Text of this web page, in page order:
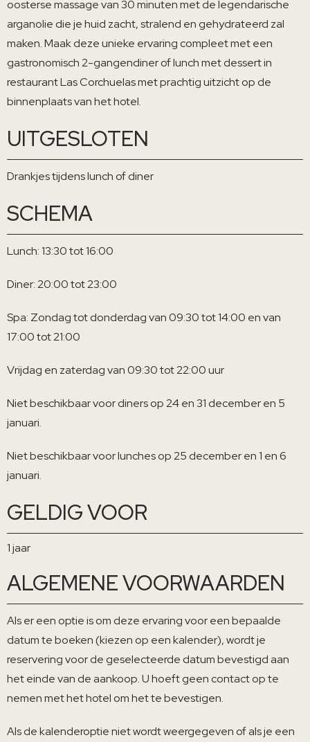
oosterse massage van 30 minuten met de legendarische
arganolie die je huid zacht, stralend en gehydrateerd zal
maken. Maak deze unieke ervaring compleet met een
gastronomisch 2-gangendiner of lunch met dessert in
restaurant Las Corchuelas met prachtig uitzicht op de
binnenplaats van het hotel.
UITGESLOTEN
Drankjes tijdens lunch of diner
SCHEMA
Lunch: 13:30 tot 16:00
Diner: 20:00 tot 23:00
Spa: Zondag tot donderdag van 09:30 tot 14:00 en van
17:00 tot 21:00
Vrijdag en zaterdag van 09:30 tot 22:00 uur
Niet beschikbaar voor diners op 24 en 31 december en 5
januari.
Niet beschikbaar voor lunches op 25 december en 1 en 6
januari.
GELDIG VOOR
1 jaar
ALGEMENE VOORWAARDEN
Als er een optie is om deze ervaring voor een bepaalde
datum te boeken (kiezen op een kalender), wordt je
reservering voor de geselecteerde datum bevestigd aan
het einde van de aankoop. U hoeft geen contact op te
nemen met het hotel om het te bevestigen.
Als de kalenderoptie niet wordt weergegeven of als je een